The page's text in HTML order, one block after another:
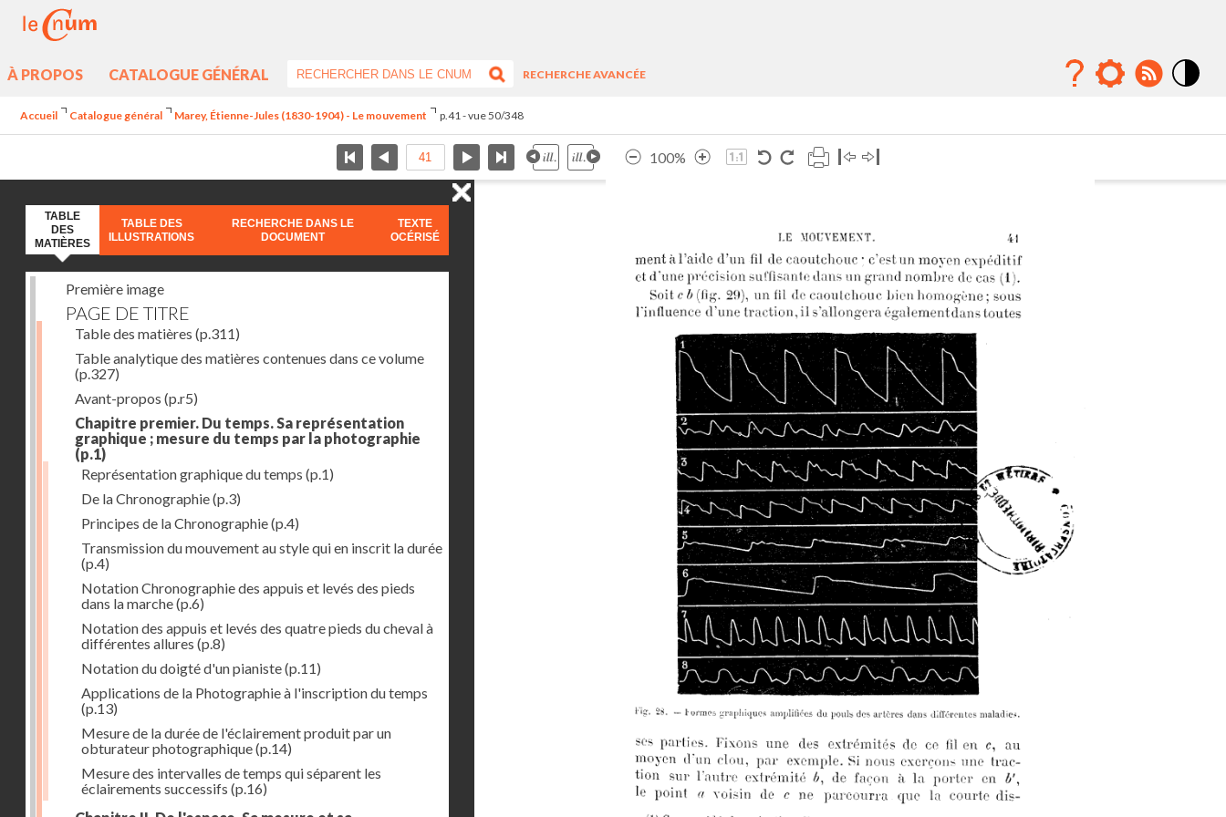
À PROPOS CATALOGUE GÉNÉRAL
RECHERCHE AVANCÉE
Accueil Catalogue général Marey, Étienne-Jules (1830-1904) - Le mouvement p.41 - vue 50/348
100%
TABLE
DES
MATIÈRES
TABLE DES
ILLUSTRATIONS
RECHERCHE DANS LE
DOCUMENT
TEXTE
OCÉRISÉ
Première image
PAGE DE TITRE
Table des matières (p.311)
Table analytique des matières contenues dans ce volume
(p.327)
Avant-propos (p.r5)
Chapitre premier. Du temps. Sa représentation
graphique ; mesure du temps par la photographie
(p.1)
Représentation graphique du temps (p.1)
De la Chronographie(p.3)
Principes de la Chronographie(p.4)
Transmission du mouvement au style qui en inscrit la durée
(p.4)
Notation Chronographie des appuis et levés des pieds
dans la marche(p.6)
Notation des appuis et levés des quatre pieds du cheval à
différentes allures (p.8)
Notation du doigté d'un pianiste(p.11)
Applications de la Photographie à l'inscription du temps
(p.13)
Mesure de la durée de l'éclairement produit par un
obturateur photographique(p.14)
Mesure des intervalles de temps qui séparent les
éclairements successifs (p.16)